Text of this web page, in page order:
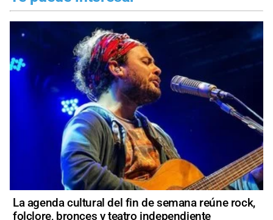
La agenda cultural del fin de semana reúne rock,
folclore, bronces y teatro independiente